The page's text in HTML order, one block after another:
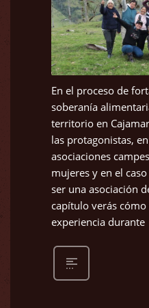
En el proceso de
soberanía
territorio en
las protagonistas,
asociaciones
mujeres y en el
ser una asociación
capítulo verás
experiencia durante